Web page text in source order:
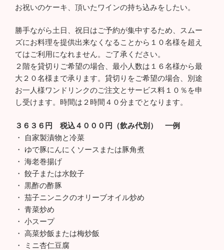
お祝いのケーキ、頂いたワインの持ち込みをしたい。
勝手ながら土日、祝日はご予約が集中するため、スムー
ズにお料理を提供出来なくなることから１０名様を超え
てはご利用になれません。ご了承ください。
２階を貸切りご希望の場合、最小人数は１６名様から最
大２０名様まで承ります。貸切りをご希望の場合、別途
お一人様ワンドリンクのご注文とサービス料１０％を申
し受けます。時間は２時間４０分までとなります。
３６３６円 税込４０００円（飲み代別） 一例
・ 自家製漬物と冷菜
・ ゆで豚にんにくソースまたは豚角煮
・ 海老巻揚げ
・ 餃子または水餃子
・ 黒酢の酢豚
・ 茄子ニンニクのオリーブオイル炒め
・ 青菜炒め
・ 小スープ
・ 高菜炒飯または梅炒飯
・ ミニ杏仁豆腐